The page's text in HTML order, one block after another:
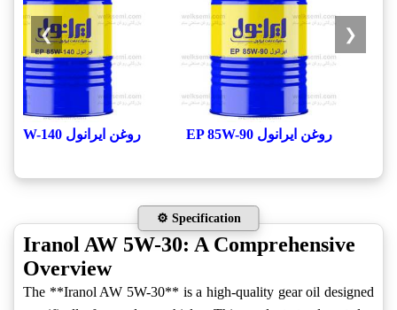
روغن ایرانول EP 85W-90 روغن ایرانول EP 85W-140
❮
❯
⚙️ Specification
Iranol AW 5W-30: A Comprehensive
Overview
The **Iranol AW 5W-30** is a high-quality gear oil designed